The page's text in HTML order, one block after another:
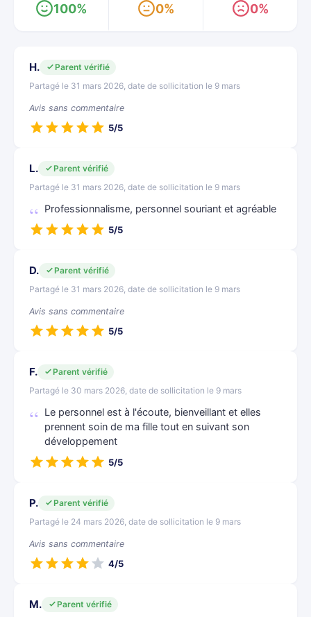
100% 0% 0%
H.
Parent vérifié
Partagé le 31 mars 2026, date de sollicitation le 9 mars
Avis sans commentaire
5/5
L.
Parent vérifié
Partagé le 31 mars 2026, date de sollicitation le 9 mars
Professionnalisme, personnel souriant et agréable
5/5
D.
Parent vérifié
Partagé le 31 mars 2026, date de sollicitation le 9 mars
Avis sans commentaire
5/5
F.
Parent vérifié
Partagé le 30 mars 2026, date de sollicitation le 9 mars
Le personnel est à l'écoute, bienveillant et elles
prennent soin de ma fille tout en suivant son
développement
5/5
P.
Parent vérifié
Partagé le 24 mars 2026, date de sollicitation le 9 mars
Avis sans commentaire
4/5
M.
Parent vérifié